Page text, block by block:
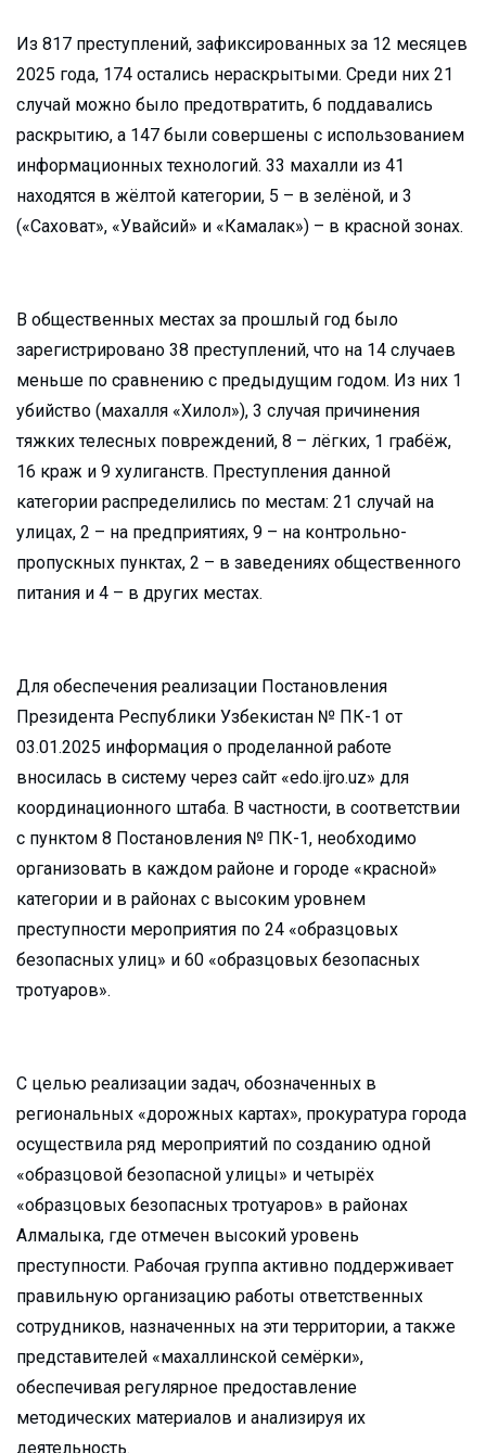
Из 817 преступлений, зафиксированных за 12 месяцев
2025 года, 174 остались нераскрытыми. Среди них 21
случай можно было предотвратить, 6 поддавались
раскрытию, а 147 были совершены с использованием
информационных технологий. 33 махалли из 41
находятся в жёлтой категории, 5 – в зелёной, и 3
(«Саховат», «Увайсий» и «Камалак») – в красной зонах.
В общественных местах за прошлый год было
зарегистрировано 38 преступлений, что на 14 случаев
меньше по сравнению с предыдущим годом. Из них 1
убийство (махалля «Хилол»), 3 случая причинения
тяжких телесных повреждений, 8 – лёгких, 1 грабёж,
16 краж и 9 хулиганств. Преступления данной
категории распределились по местам: 21 случай на
улицах, 2 – на предприятиях, 9 – на контрольно-
пропускных пунктах, 2 – в заведениях общественного
питания и 4 – в других местах.
Для обеспечения реализации Постановления
Президента Республики Узбекистан № ПК-1 от
03.01.2025 информация о проделанной работе
вносилась в систему через сайт «edo.ijro.uz» для
координационного штаба. В частности, в соответствии
с пунктом 8 Постановления № ПК-1, необходимо
организовать в каждом районе и городе «красной»
категории и в районах с высоким уровнем
преступности мероприятия по 24 «образцовых
безопасных улиц» и 60 «образцовых безопасных
тротуаров».
С целью реализации задач, обозначенных в
региональных «дорожных картах», прокуратура города
осуществила ряд мероприятий по созданию одной
«образцовой безопасной улицы» и четырёх
«образцовых безопасных тротуаров» в районах
Алмалыка, где отмечен высокий уровень
преступности. Рабочая группа активно поддерживает
правильную организацию работы ответственных
сотрудников, назначенных на эти территории, а также
представителей «махаллинской семёрки»,
обеспечивая регулярное предоставление
методических материалов и анализируя их
деятельность.